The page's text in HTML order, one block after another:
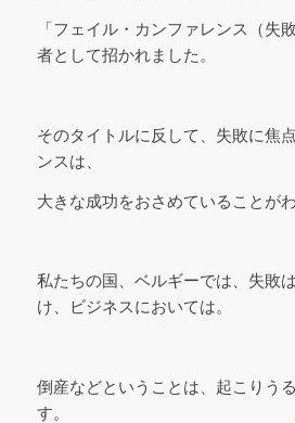
「フェイル・カンファレンス（失
者として招かれました。
そのタイトルに反して、失敗に焦
ンスは、
大きな成功をおさめていることが
私たちの国、ベルギーでは、失敗
け、ビジネスにおいては。
倒産などということは、起こりう
す。